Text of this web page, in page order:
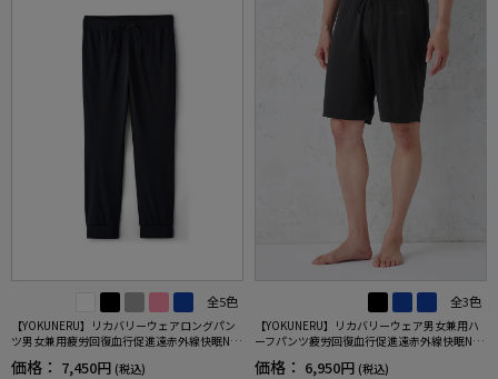
全5色
【YOKUNERU】リカバリーウェアロングパン
ツ男女兼用疲労回復血行促進遠赤外線快眠NA
NOMIX(R)【一般医療機器】SS～LLサイズ
価格： 7,450円 (税込)
全3色
【YOKUNERU】リカバリーウェア男女兼用ハ
ーフパンツ疲労回復血行促進遠赤外線快眠NA
NOMIX(R)【一般医療機器】SS～LLサイズ
価格： 6,950円 (税込)